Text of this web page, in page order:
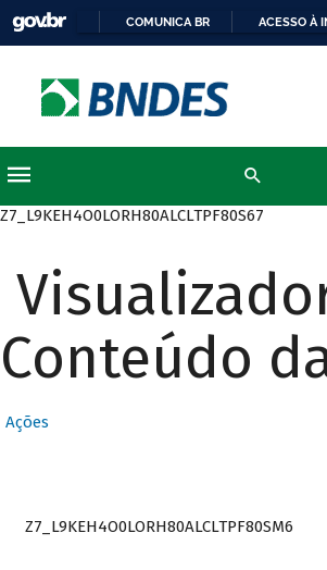
COMUNICA BR ACESSO À
Z7_L9KEH4O0LORH80ALCLTPF80S67
Conteúdo
Ações
Z7_L9KEH4O0LORH80ALCLTPF80SM6